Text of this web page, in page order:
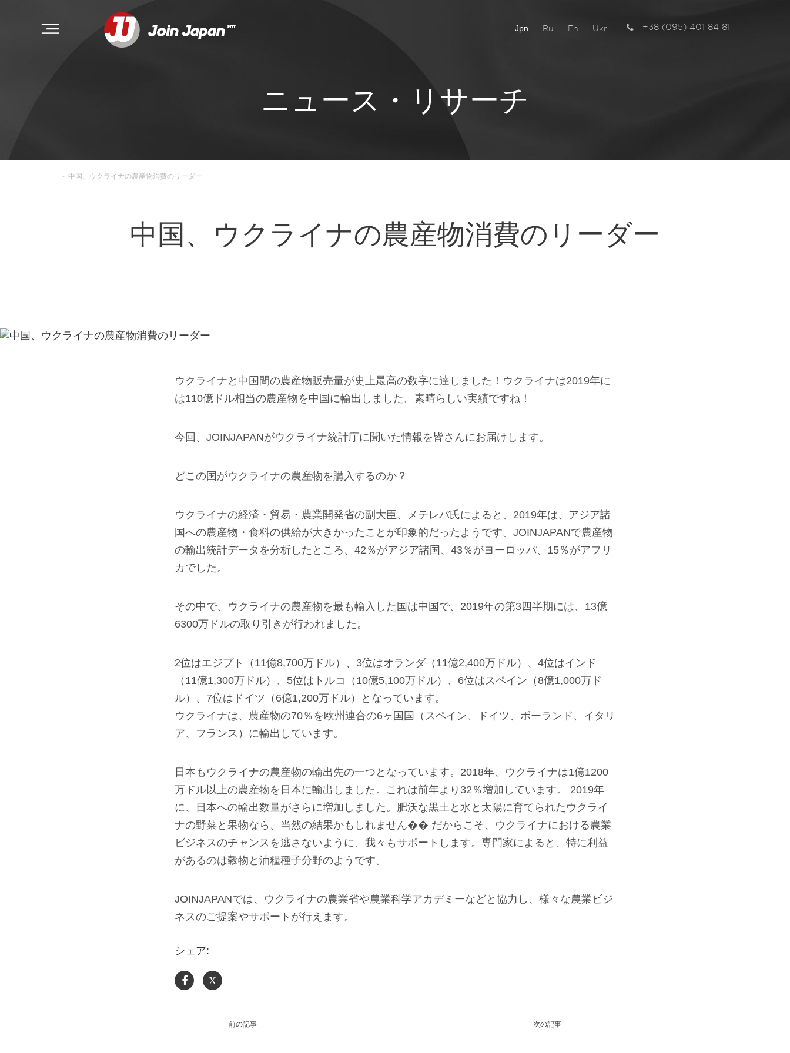
Jpn Ru En Ukr +38 (095) 401 84 81
ニュース・リサーチ
- 中国、ウクライナの農産物消費のリーダー
中国、ウクライナの農産物消費のリーダー
ウクライナと中国間の農産物販売量が史上最高の数字に達しました！ウクライナは2019年に
は110億ドル相当の農産物を中国に輸出しました。素晴らしい実績ですね！
今回、JOINJAPANがウクライナ統計庁に聞いた情報を皆さんにお届けします。
どこの国がウクライナの農産物を購入するのか？
ウクライナの経済・貿易・農業開発省の副大臣、メテレバ氏によると、2019年は、アジア諸
国への農産物・食料の供給が大きかったことが印象的だったようです。JOINJAPANで農産物
の輸出統計データを分析したところ、42％がアジア諸国、43％がヨーロッパ、15％がアフリ
カでした。
その中で、ウクライナの農産物を最も輸入した国は中国で、2019年の第3四半期には、13億
6300万ドルの取り引きが行われました。
2位はエジプト（11億8,700万ドル）、3位はオランダ（11億2,400万ドル）、4位はインド
（11億1,300万ドル）、5位はトルコ（10億5,100万ドル）、6位はスペイン（8億1,000万ド
ル）、7位はドイツ（6億1,200万ドル）となっています。
ウクライナは、農産物の70％を欧州連合の6ヶ国国（スペイン、ドイツ、ポーランド、イタリ
ア、フランス）に輸出しています。
日本もウクライナの農産物の輸出先の一つとなっています。2018年、ウクライナは1億1200
万ドル以上の農産物を日本に輸出しました。これは前年より32％増加しています。 2019年
に、日本への輸出数量がさらに増加しました。肥沃な黒土と水と太陽に育てられたウクライ
ナの野菜と果物なら、当然の結果かもしれません�� だからこそ、ウクライナにおける農業
ビジネスのチャンスを逃さないように、我々もサポートします。専門家によると、特に利益
があるのは穀物と油糧種子分野のようです。
JOINJAPANでは、ウクライナの農業省や農業科学アカデミーなどと協力し、様々な農業ビジ
ネスのご提案やサポートが行えます。
シェア:
X
前の記事 次の記事